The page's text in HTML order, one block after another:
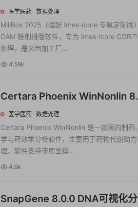
牙科CAM软件 Millbox for
医学医药 · 数据处理
MillBox 2025（适配 Imes-icore 专属定制版
CAM 铣削排版软件，专为 Imes-icore
处理，是义齿加工厂...
4.58k
Certara Phoenix WinNonlin
生物统计分析软件
医学医药 · 数据处理
Certara Phoenix WinNonlin 是一款面向制
学与药效学分析软件，主要用于药物代谢动
理。软件支持非房室模...
4.6k
SnapGene 8.0.0 DNA可视化